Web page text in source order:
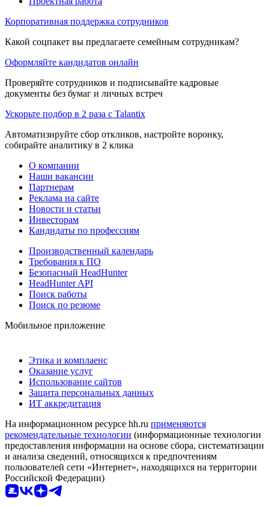
Корпоративная поддержка сотрудников
Какой соцпакет вы предлагаете семейным сотрудникам?
Оформляйте кандидатов онлайн
Проверяйте сотрудников и подписывайте кадровые
документы без бумаг и личных встреч
Ускорьте подбор в 2 раза с Talantix
Автоматизируйте сбор откликов, настройте воронку,
собирайте аналитику в 2 клика
О компании
Наши вакансии
Партнерам
Реклама на сайте
Новости и статьи
Инвесторам
Кандидаты по профессиям
Производственный календарь
Требования к ПО
Безопасный HeadHunter
HeadHunter API
Поиск работы
Поиск по резюме
Мобильное приложение
Этика и комплаенс
Оказание услуг
Использование сайтов
Защита персональных данных
ИТ аккредитация
На информационном ресурсе hh.ru применяются
рекомендательные технологии (информационные технологии
предоставления информации на основе сбора, систематизации
и анализа сведений, относящихся к предпочтениям
пользователей сети «Интернет», находящихся на территории
Российской Федерации)